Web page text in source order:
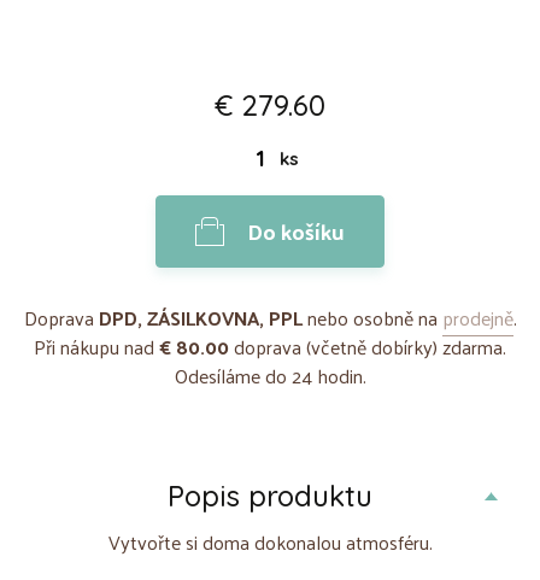
€ 279.60
ks
Do košíku
Doprava DPD, ZÁSILKOVNA, PPLnebo osobně na prodejně.
Při nákupu nad€ 80.00doprava (včetně dobírky) zdarma.
Odesíláme do 24 hodin.
Popis produktu
Vytvořte si doma dokonalou atmosféru.